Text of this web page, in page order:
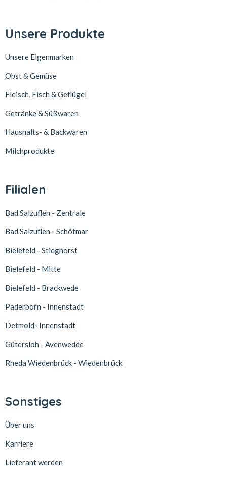
Unsere Produkte
Unsere Eigenmarken
Obst & Gemüse
Fleisch, Fisch & Geflügel
Getränke & Süßwaren
Haushalts- & Backwaren
Milchprodukte
Filialen
Bad Salzuflen - Zentrale
Bad Salzuflen - Schötmar
Bielefeld - Stieghorst
Bielefeld - Mitte
Bielefeld - Brackwede
Paderborn - Innenstadt
Detmold- Innenstadt
Gütersloh - Avenwedde
Rheda Wiedenbrück - Wiedenbrück
Sonstiges
Über uns
Karriere
Lieferant werden